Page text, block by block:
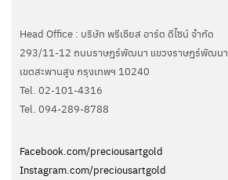
Head Office : บริษัท พรีเชียส อาร์ต ดีไซน์ จำกัด
293/11-12 ถนนราษฎร์พัฒนา แขวงราษฎร์พัฒนา
เขตสะพานสูง กรุงเทพฯ 10240
Tel. 02-101-4316
Tel. ‭094-289-8788‬
Facebook.com/preciousartgold
Instagram.com/preciousartgold